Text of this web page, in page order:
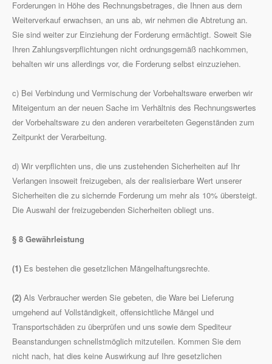
Forderungen in Höhe des Rechnungsbetrages, die Ihnen aus dem
Weiterverkauf erwachsen, an uns ab, wir nehmen die Abtretung an.
Sie sind weiter zur Einziehung der Forderung ermächtigt. Soweit Sie
Ihren Zahlungsverpflichtungen nicht ordnungsgemäß nachkommen,
behalten wir uns allerdings vor, die Forderung selbst einzuziehen.
c) Bei Verbindung und Vermischung der Vorbehaltsware erwerben wir
Miteigentum an der neuen Sache im Verhältnis des Rechnungswertes
der Vorbehaltsware zu den anderen verarbeiteten Gegenständen zum
Zeitpunkt der Verarbeitung.
d) Wir verpflichten uns, die uns zustehenden Sicherheiten auf Ihr
Verlangen insoweit freizugeben, als der realisierbare Wert unserer
Sicherheiten die zu sichernde Forderung um mehr als 10% übersteigt.
Die Auswahl der freizugebenden Sicherheiten obliegt uns.
§ 8 Gewährleistung
(1) Es bestehen die gesetzlichen Mängelhaftungsrechte.
(2) Als Verbraucher werden Sie gebeten, die Ware bei Lieferung
umgehend auf Vollständigkeit, offensichtliche Mängel und
Transportschäden zu überprüfen und uns sowie dem Spediteur
Beanstandungen schnellstmöglich mitzuteilen. Kommen Sie dem
nicht nach, hat dies keine Auswirkung auf Ihre gesetzlichen